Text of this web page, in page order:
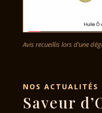
Avis recueillis lors d’une
NOS ACTUALITÉS
Saveur